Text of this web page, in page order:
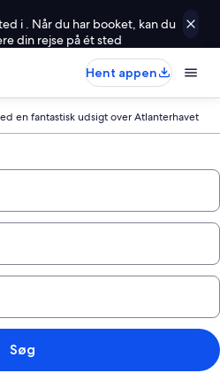
i . Når du har booket, kan du
din rejse på ét sted
Hent appen
en fantastisk udsigt over Atlanterhavet
Søg